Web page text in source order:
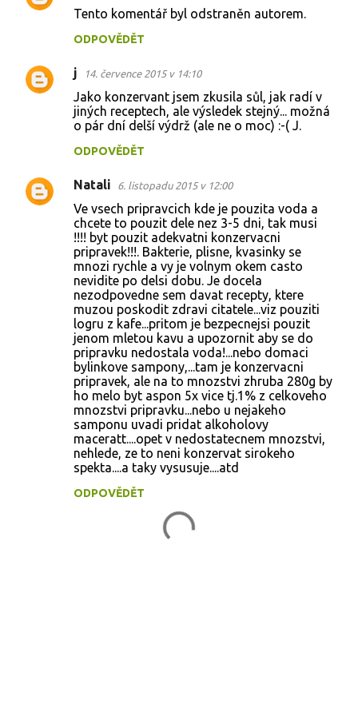
Tento komentář byl odstraněn autorem.
ODPOVĚDĚT
j 14. července 2015 v 14:10
Jako konzervant jsem zkusila sůl, jak radí v
jiných receptech, ale výsledek stejný... možná
o pár dní delší výdrž (ale ne o moc) :-( J.
ODPOVĚDĚT
Natali 6. listopadu 2015 v 12:00
Ve vsech pripravcich kde je pouzita voda a
chcete to pouzit dele nez 3-5 dni, tak musi
!!!! byt pouzit adekvatni konzervacni
pripravek!!!. Bakterie, plisne, kvasinky se
mnozi rychle a vy je volnym okem casto
nevidite po delsi dobu. Je docela
nezodpovedne sem davat recepty, ktere
muzou poskodit zdravi citatele...viz pouziti
logru z kafe...pritom je bezpecnejsi pouzit
jenom mletou kavu a upozornit aby se do
pripravku nedostala voda!...nebo domaci
bylinkove sampony,...tam je konzervacni
pripravek, ale na to mnozstvi zhruba 280g by
ho melo byt aspon 5x vice tj.1% z celkoveho
mnozstvi pripravku...nebo u nejakeho
samponu uvadi pridat alkoholovy
maceratt....opet v nedostatecnem mnozstvi,
nehlede, ze to neni konzervat sirokeho
spekta....a taky vysusuje....atd
ODPOVĚDĚT